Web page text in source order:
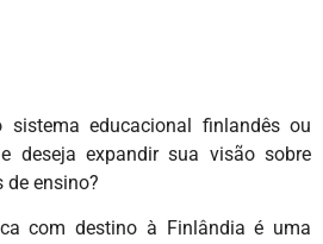
educacional finlandês ou
deseja expandir sua visão sobre
de ensino?
com destino à Finlândia é uma